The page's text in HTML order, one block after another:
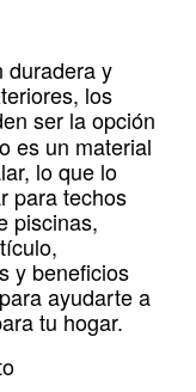
duradera y
los
ser la opción
es un material
lo que lo
para techos
piscinas,
y beneficios
ayudarte a
tu hogar.